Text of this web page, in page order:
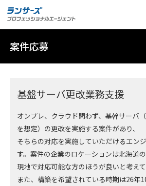
案件応募
基盤サーバ更改業務支援
オンプレ、クラウド問わず、基幹サーバ
を想定）の更改を実施する案件があり、
そちらの対応を実施していただけるエン
す。案件の企業のロケーションは北海道
現地で対応可能な方のほうが良いと考えて
また、構築を希望されている時期は26年